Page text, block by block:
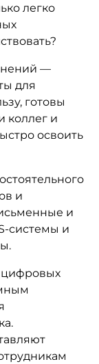
легко
—
для
готовы
коллег и
освоить
и
и
системы и
цифровых